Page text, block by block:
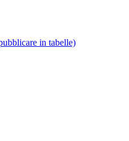
in tabelle)